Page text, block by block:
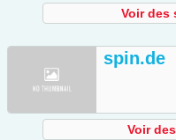
Voir des
spin.de
Voir